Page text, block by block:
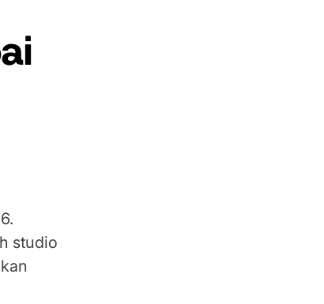
studio